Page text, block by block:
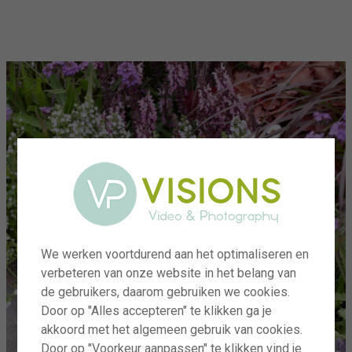
We werken voortdurend aan het optimaliseren en
verbeteren van onze website in het belang van
de gebruikers, daarom gebruiken we cookies.
Door op "Alles accepteren" te klikken ga je
akkoord met het algemeen gebruik van cookies.
Door op "Voorkeur aanpassen" te klikken vind je